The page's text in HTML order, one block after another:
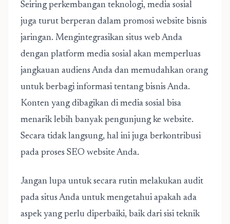
Seiring perkembangan teknologi, media sosial
juga turut berperan dalam promosi website bisnis
jaringan. Mengintegrasikan situs web Anda
dengan platform media sosial akan memperluas
jangkauan audiens Anda dan memudahkan orang
untuk berbagi informasi tentang bisnis Anda.
Konten yang dibagikan di media sosial bisa
menarik lebih banyak pengunjung ke website.
Secara tidak langsung, hal ini juga berkontribusi
pada proses SEO website Anda.
Jangan lupa untuk secara rutin melakukan audit
pada situs Anda untuk mengetahui apakah ada
aspek yang perlu diperbaiki, baik dari sisi teknik